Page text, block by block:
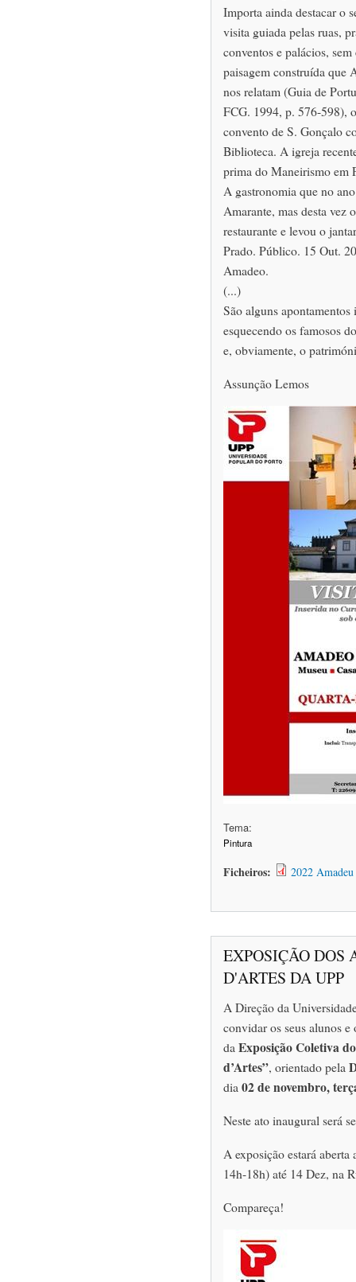
Importa ainda destacar o
visita guiada pelas ruas,
conventos e palácios,
paisagem construída que
nos relatam (Guia de
FCG. 1994, p. 576-598),
convento de S. Gonçalo
Biblioteca. A igreja
prima do Maneirismo em
A gastronomia que no
Amarante, mas desta vez
restaurante e levou o
Prado. Público. 15 Out.
Amadeo.
(...)
São alguns
esquecendo os famosos
e, obviamente, o
Assunção Lemos
Tema:
Pintura
Ficheiros: 2022
EXPOSIÇÃO DOS
D'ARTES DA UPP
A Direção da
convidar os seus alunos
da Exposição Coletiva
d’Artes”, orientado pela
dia 02 de novembro,
Neste ato inaugural será
A exposição estará
14h-18h) até 14 Dez, na
Compareça!